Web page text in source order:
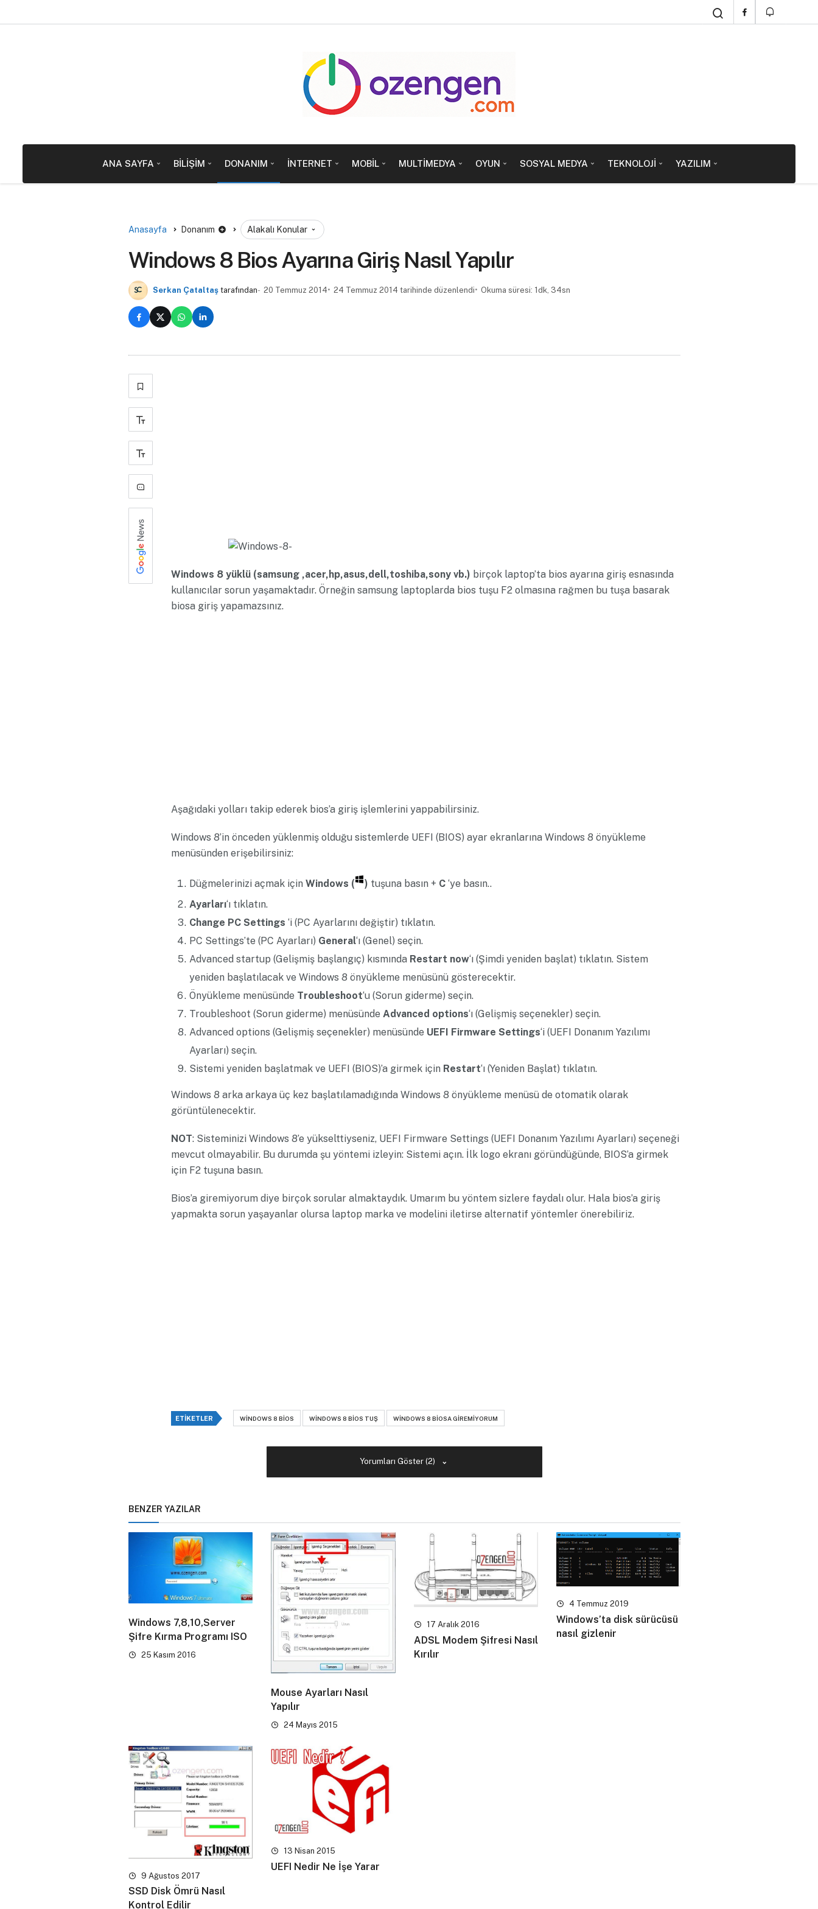
ANA SAYFA BILIŞIM DONANIM İNTERNET MOBIL MULTIMEDYA OYUN SOSYAL MEDYA TEKNOLOJI YAZILIM
Anasayfa Donanım Alakalı Konular
Windows 8 Bios Ayarına Giriş Nasıl Yapılır
Serkan Çataltaş tarafından 20 Temmuz 2014 24 Temmuz 2014 tarihinde düzenlendi Okuma süresi: 1dk, 34sn
+
-
2
Windows 8 yüklü (samsung ,acer,hp,asus,dell,toshiba,sony vb.) birçok laptop’ta bios ayarına giriş esnasında
kullanıcılar sorun yaşamaktadır. Örneğin samsung laptoplarda bios tuşu F2 olmasına rağmen bu tuşa basarak
biosa giriş yapamazsınız.
Aşağıdaki yolları takip ederek bios’a giriş işlemlerini yappabilirsiniz.
Windows 8’in önceden yüklenmiş olduğu sistemlerde UEFI (BIOS) ayar ekranlarına Windows 8 önyükleme
menüsünden erişebilirsiniz:
Düğmelerinizi açmak için Windows ( ) tuşuna basın + C‘ye basın..
Ayarları‘ı tıklatın.
Change PC Settings ‘i (PC Ayarlarını değiştir) tıklatın.
PC Settings’te (PC Ayarları) General‘ı (Genel) seçin.
Advanced startup (Gelişmiş başlangıç) kısmında Restart now‘ı (Şimdi yeniden başlat) tıklatın. Sistem
yeniden başlatılacak ve Windows 8 önyükleme menüsünü gösterecektir.
Önyükleme menüsünde Troubleshoot‘u (Sorun giderme) seçin.
Troubleshoot (Sorun giderme) menüsünde Advanced options‘ı (Gelişmiş seçenekler) seçin.
Advanced options (Gelişmiş seçenekler) menüsünde UEFI Firmware Settings‘i (UEFI Donanım Yazılımı
Ayarları) seçin.
Sistemi yeniden başlatmak ve UEFI (BIOS)’a girmek için Restart‘ı (Yeniden Başlat) tıklatın.
Windows 8 arka arkaya üç kez başlatılamadığında Windows 8 önyükleme menüsü de otomatik olarak
görüntülenecektir.
NOT: Sisteminizi Windows 8’e yükselttiyseniz, UEFI Firmware Settings (UEFI Donanım Yazılımı Ayarları) seçeneği
mevcut olmayabilir. Bu durumda şu yöntemi izleyin: Sistemi açın. İlk logo ekranı göründüğünde, BIOS’a girmek
için F2 tuşuna basın.
Bios’a giremiyorum diye birçok sorular almaktaydık. Umarım bu yöntem sizlere faydalı olur. Hala bios’a giriş
yapmakta sorun yaşayanlar olursa laptop marka ve modelini iletirse alternatif yöntemler önerebiliriz.
ETIKETLER WINDOWS 8 BIOS WINDOWS 8 BIOS TUŞ WINDOWS 8 BIOSA GIREMIYORUM
Yorumları Göster (2)
BENZER YAZILAR
Windows 7,8,10,Server
Şifre Kırma Programı ISO
25 Kasım 2016
Mouse Ayarları Nasıl
Yapılır
24 Mayıs 2015
17 Aralık 2016
ADSL Modem Şifresi Nasıl
Kırılır
4 Temmuz 2019
Windows’ta disk sürücüsü
nasıl gizlenir
9 Ağustos 2017
SSD Disk Ömrü Nasıl
Kontrol Edilir
13 Nisan 2015
UEFI Nedir Ne İşe Yarar